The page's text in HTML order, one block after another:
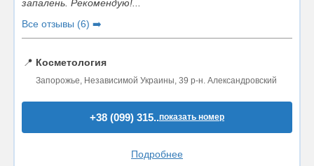
запалень. Рекомендую!...
Все отзывы (6) ➡️
📍 Косметология
Запорожье, Независимой Украины, 39 р-н. Александровский
+38 (099) 315..показать номер
Подробнее